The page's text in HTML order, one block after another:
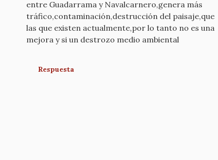
entre Guadarrama y Navalcarnero,genera más
tráfico,contaminación,destrucción del paisaje,que
las que existen actualmente,por lo tanto no es una
mejora y si un destrozo medio ambiental
Respuesta